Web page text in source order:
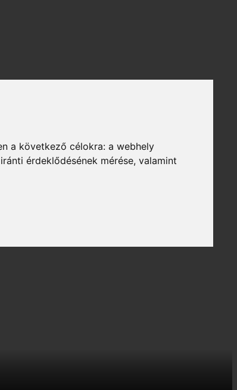
a következő célokra:a webhely
érdeklődésének mérése, valamint